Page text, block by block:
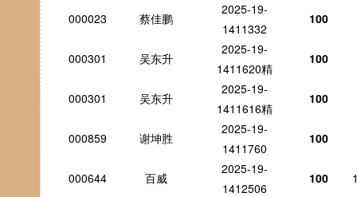
000023 蔡佳鹏
2025-19-
1411332
100
000301 吴东升
2025-19-
1411620精
100
000301 吴东升
2025-19-
1411616精
100
000859 谢坤胜
2025-19-
1411760
100
000644 百威
2025-19-
1412506
100